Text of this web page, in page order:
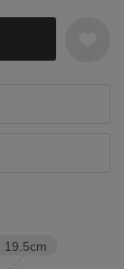
19.5cm